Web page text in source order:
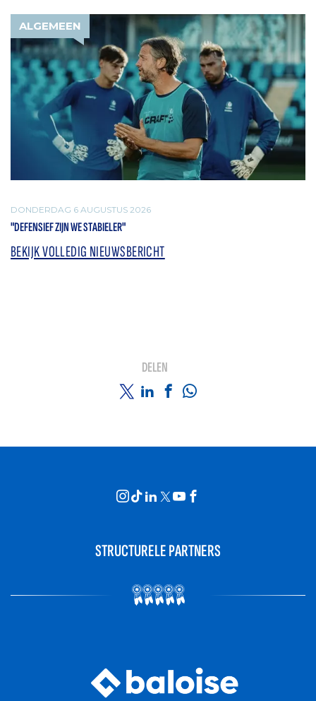
ALGEMEEN
DONDERDAG 6 AUGUSTUS 2026
"DEFENSIEF ZIJN WE STABIELER"
BEKIJK VOLLEDIG NIEUWSBERICHT
DELEN
STRUCTURELE PARTNERS